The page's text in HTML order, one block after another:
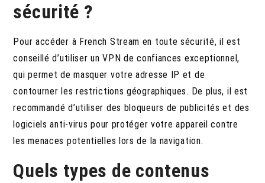
sécurité ?
Pour accéder à French Stream en toute sécurité, il est
conseillé d’utiliser un VPN de confiances exceptionnel,
qui permet de masquer votre adresse IP et de
contourner les restrictions géographiques. De plus, il est
recommandé d’utiliser des bloqueurs de publicités et des
logiciels anti-virus pour protéger votre appareil contre
les menaces potentielles lors de la navigation.
Quels types de contenus